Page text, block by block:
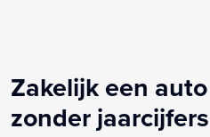
Zakelijk een
zonder jaarcijfers